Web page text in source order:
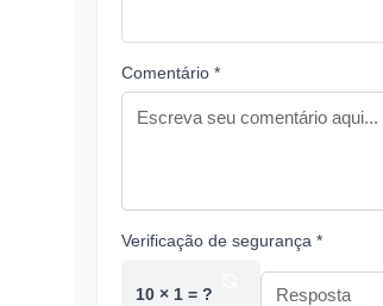
Comentário *
Verificação de segurança *
10 × 1 = ?